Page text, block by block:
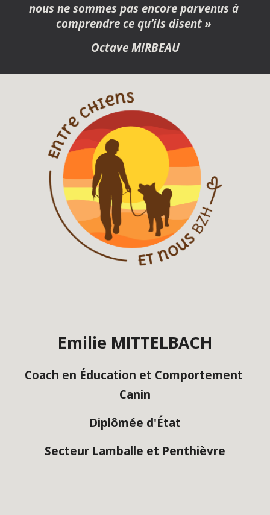
nous ne sommes pas encore parvenus à
comprendre ce qu’ils disent »
Octave MIRBEAU
Emilie MITTELBACH
Coach en Éducation et Comportement
Canin
Diplômée d'État
Secteur Lamballe et Penthièvre